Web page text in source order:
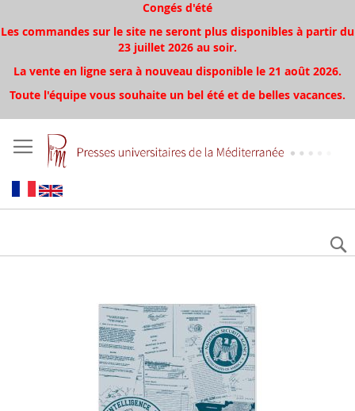
Congés d'été
Les commandes sur le site ne seront plus disponibles à partir du
23 juillet 2026 au soir.
La vente en ligne sera à nouveau disponible le 21 août 2026.
Toute l'équipe vous souhaite un bel été et de belles vacances.